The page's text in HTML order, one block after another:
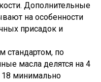
Дополнительные
на особенности
присадок и
стандартом, по
масла делятся на 4
18 минимально